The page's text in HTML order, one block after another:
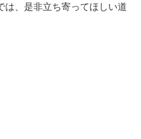
は、是非立ち寄ってほしい道